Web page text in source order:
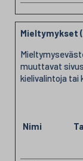
Mieltymykset
muuttavat
kielivalintoja tai
Nimi